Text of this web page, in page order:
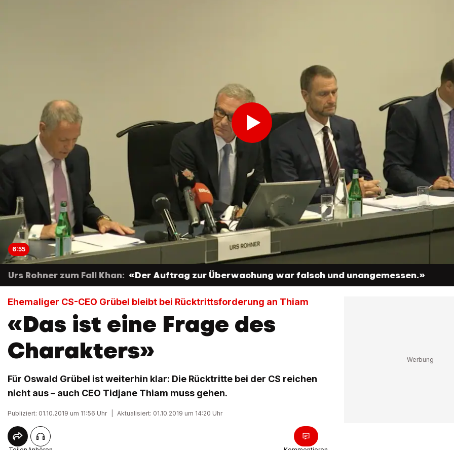
6:55
Urs Rohner zum Fall Khan: «Der Auftrag zur Überwachung war falsch und unangemessen.»
Ehemaliger CS-CEO Grübel bleibt bei Rücktrittsforderung an Thiam
«Das ist eine Frage des
Charakters»
Für Oswald Grübel ist weiterhin klar: Die Rücktritte bei der CS reichen
nicht aus – auch CEO Tidjane Thiam muss gehen.
Publiziert: 01.10.2019 um 11:56 Uhr Aktualisiert: 01.10.2019 um 14:20 Uhr